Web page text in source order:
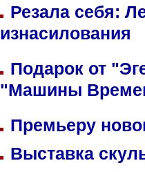
Резала себя:
изнасилования
Подарок от
"Машины
Премьеру
Выставка